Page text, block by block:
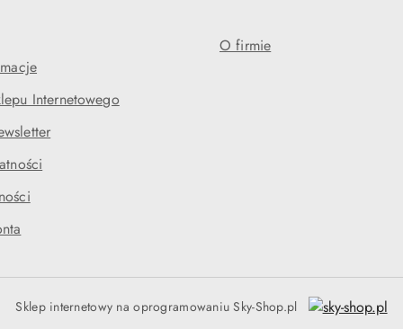
Internetowego
O firmie
Sklep internetowy na oprogramowaniu Sky-Shop.pl